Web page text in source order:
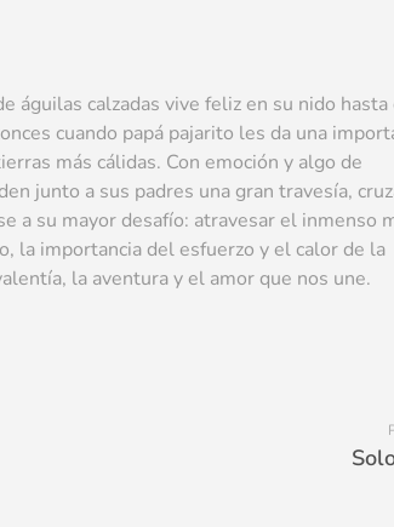
águilas calzadas vive feliz en su nido hasta
cuando papá pajarito les da una
más cálidas. Con emoción y algo de
junto a sus padres una gran travesía,
a su mayor desafío: atravesar el inmenso
la importancia del esfuerzo y el calor de la
la aventura y el amor que nos une.